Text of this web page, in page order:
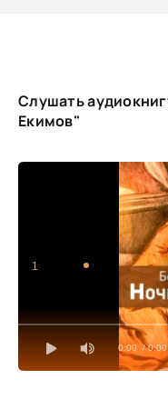
Слушать
Екимов"
0:00 / 0:00
1